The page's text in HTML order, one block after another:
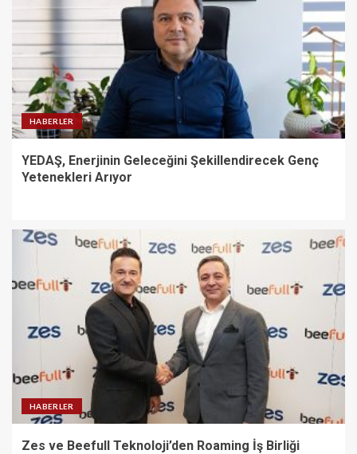
HABERLER
YEDAŞ, Enerjinin Geleceğini Şekillendirecek Genç
Yetenekleri Arıyor
HABERLER
Zes ve Beefull Teknoloji’den Roaming İş Birliği